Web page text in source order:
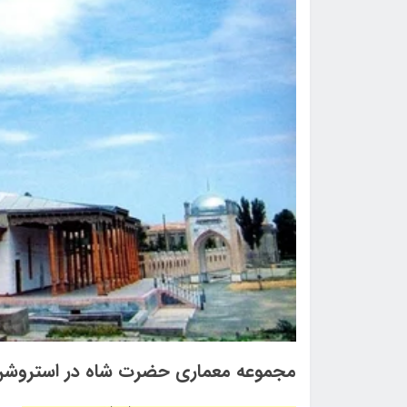
مجموعه معماری حضرت شاه در